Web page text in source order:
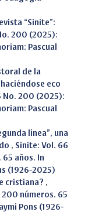
“Sinite”:
200 (2025):
Pascual
de la
eco
No. 200 (2025):
Pascual
línea”, una
, Sinite: Vol. 66
años. In
(1926-2025)
cristiana? ,
números. 65
Pons (1926-